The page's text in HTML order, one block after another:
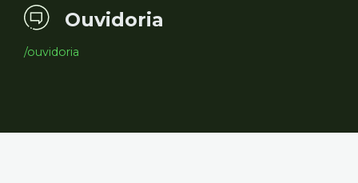
Ouvidoria
/ouvidoria